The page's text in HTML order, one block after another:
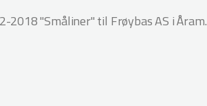
"Småliner" til Frøybas AS i Åram.